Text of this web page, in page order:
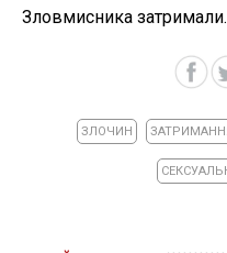
Зловмисника затримали.
ЗЛОЧИН